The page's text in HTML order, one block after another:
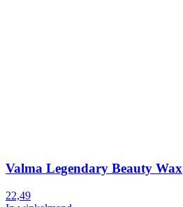
Valma Legendary Beauty Wax
22,49